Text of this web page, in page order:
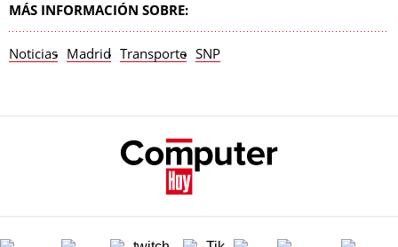
MÁS INFORMACIÓN SOBRE:
Noticias Madrid Transporte SNP